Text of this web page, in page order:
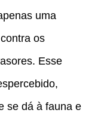
uma
os
Esse
se dá à fauna e